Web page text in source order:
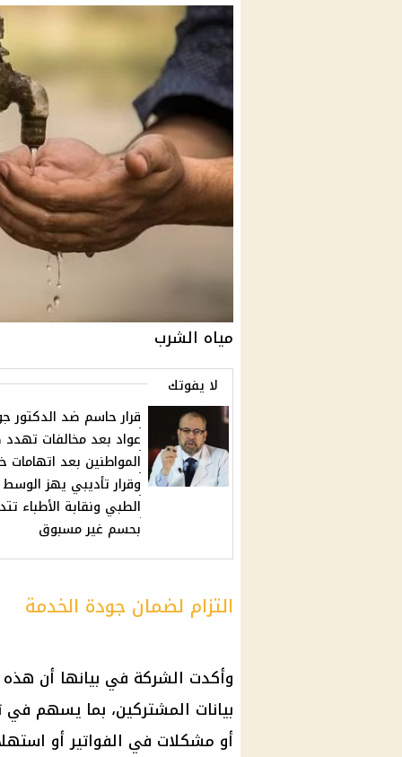
مياه الشرب
لا يفوتك
قرار حاسم ضد الدكتور
عواد بعد مخالفات
المواطنين بعد اتهامات
وقرار تأديبي يهز الوسط
الطبي ونقابة الأطباء
بحسم غير مسبوق
التزام لضمان جودة الخدمة
وأكدت الشركة في بيانها أن
بيانات المشتركين، بما يسهم في
أو مشكلات في الفواتير أو